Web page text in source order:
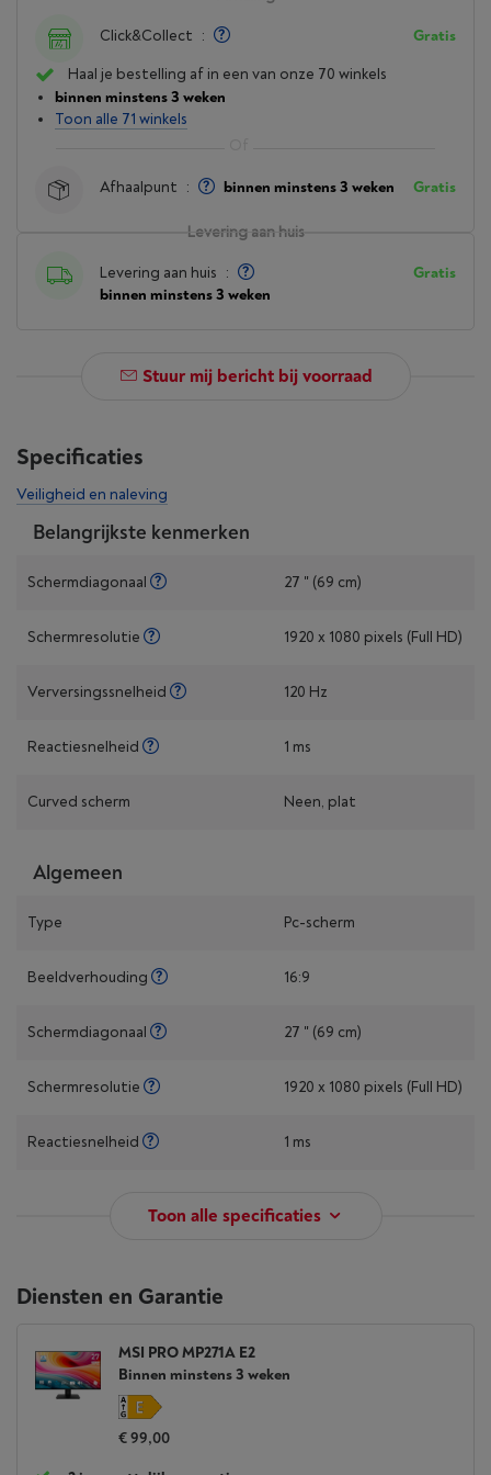
Levering aan huis
Levering aan huis :
binnen minstens 3 weken
Gratis
Click&Collect : Gratis
Haal je bestelling af in een van onze 70 winkels
binnen minstens 3 weken
Toon alle 71 winkels
Afhaalpunt : binnen minstens 3 weken Gratis
Stuur mij bericht bij voorraad
Specificaties
Veiligheid en naleving
Belangrijkste kenmerken
Schermdiagonaal 27 " (69 cm)
Schermresolutie 1920 x 1080 pixels (Full HD)
Verversingssnelheid 120 Hz
Reactiesnelheid 1 ms
Curved scherm Neen, plat
Algemeen
Type Pc-scherm
Beeldverhouding 16:9
Schermdiagonaal 27 " (69 cm)
Schermresolutie 1920 x 1080 pixels (Full HD)
Reactiesnelheid 1 ms
Toon alle specificaties
Diensten en Garantie
MSI PRO MP271A E2
Binnen minstens 3 weken
€ 99,00